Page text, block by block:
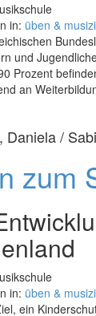
in: üben &
und
Prozent
an
Daniela /
zum
in: üben &
ein